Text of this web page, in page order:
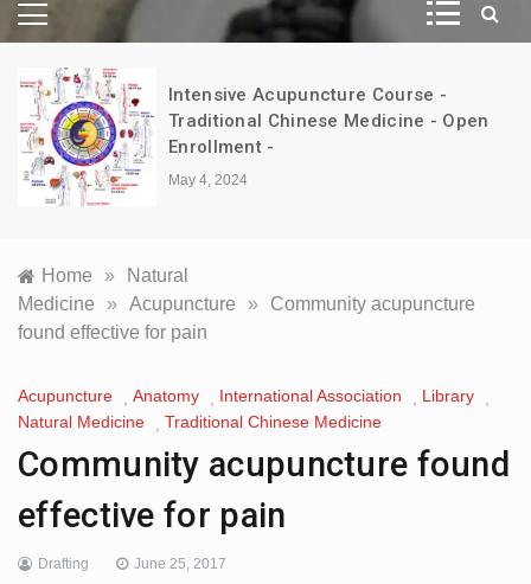
Intensive Acupuncture Course -
Traditional Chinese Medicine - Open
Enrollment -
May 4, 2024
Home »
Natural
Medicine
» Acupuncture »
Community acupuncture
found effective for pain
Acupuncture , Anatomy , International Association , Library
,
Natural Medicine
Traditional Chinese Medicine
Community acupuncture found
effective for pain
Drafting June 25, 2017